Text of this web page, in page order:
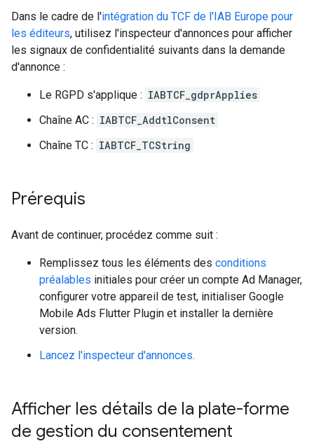
Dans le cadre de l'intégration du TCF de l'IAB Europe pour
les éditeurs, utilisez l'inspecteur d'annonces pour afficher
les signaux de confidentialité suivants dans la demande
d'annonce :
Le RGPD s'applique : IABTCF_gdprApplies
Chaîne AC : IABTCF_AddtlConsent
Chaîne TC : IABTCF_TCString
Prérequis
Avant de continuer, procédez comme suit :
Remplissez tous les éléments des conditions
préalables initiales pour créer un compte Ad Manager,
configurer votre appareil de test, initialiser Google
Mobile Ads Flutter Plugin et installer la dernière
version.
Lancez l'inspecteur d'annonces.
Afficher les détails de la plate-forme
de gestion du consentement